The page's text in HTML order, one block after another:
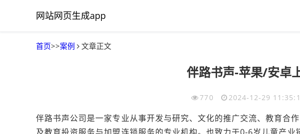
网站网页生成app
首页>>案例 文章正文
伴路书声-苹果/安卓
770 2024-12-29
伴路书声公司是一家专业从事开发与研究、文化的推广交流、教育合